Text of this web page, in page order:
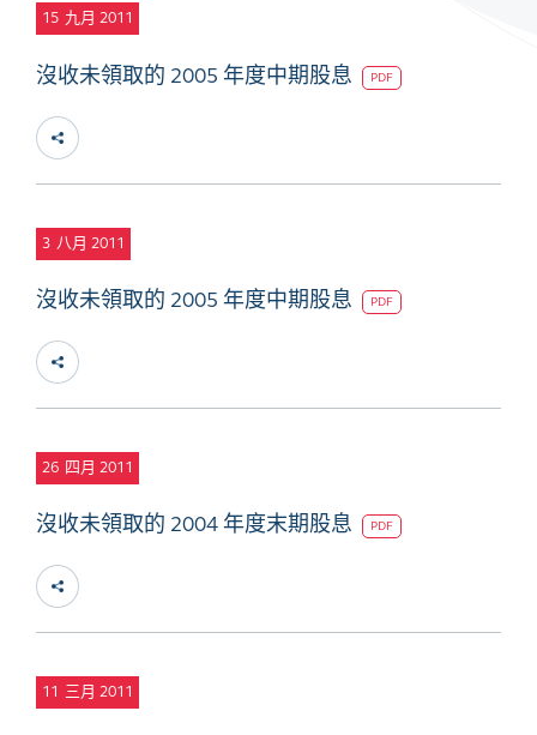
15 九月 2011
沒收未領取的 2005 年度中期股息 PDF
3 八月 2011
沒收未領取的 2005 年度中期股息 PDF
26 四月 2011
沒收未領取的 2004 年度末期股息 PDF
11 三月 2011